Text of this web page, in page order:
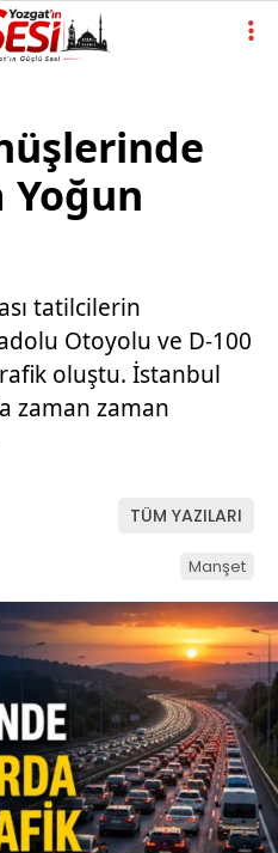
tatilcilerin
Otoyolu ve D-100
oluştu. İstanbul
zaman zaman
TÜM YAZILARI
Manşet